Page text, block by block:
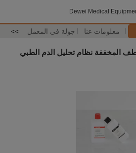
Dewei Medical
معلومات عنا جولة في المعمل >>
المخففة نظام تحليل الدم الطبي